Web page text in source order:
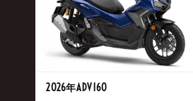
2026年ADV160